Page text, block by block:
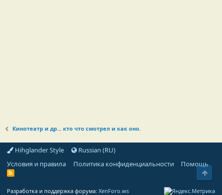
Кинотеатр и др... кто что смотрел и как оно.
Hihglander Style
Russian (RU)
Условия и правила
Политика конфиденциальности Помощь
R
Разработка и поддержка форума: XenForo.ws